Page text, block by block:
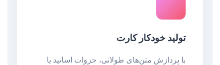
تولید خودکار کارت
با پردازش متن‌های طولانی، جزوات اساتید یا